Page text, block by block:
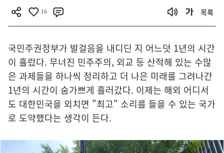
16 목록
국민주권정부가 발걸음을 내디딘 지 어느덧 1년의 시간
이 흘렀다. 무너진 민주주의, 외교 등 산적해 있는 수많
은 과제들을 하나씩 정리하고 더 나은 미래를 그려나간
1년의 시간이 숨가쁘게 흘러갔다. 이제는 해외 어디서
도 대한민국을 외치면 "최고" 소리를 들을 수 있는 국가
로 도약했다는 생각이 든다.